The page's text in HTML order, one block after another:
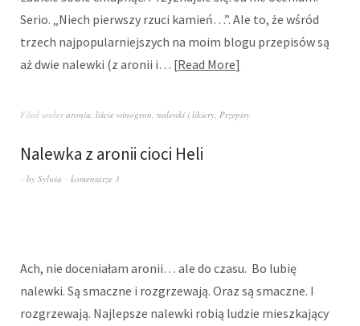
Serio. „Niech pierwszy rzuci kamień…”. Ale to, że wśród
trzech najpopularniejszych na moim blogu przepisów są
aż dwie nalewki (z aronii i… Read More
Filed underaronia liście winogron nalewki i likiery Przepisy
Nalewka z aronii cioci Heli
by Sylwia komentarze 3
Ach, nie doceniałam aronii… ale do czasu. Bo lubię
nalewki. Są smaczne i rozgrzewają. Oraz są smaczne. I
rozgrzewają. Najlepsze nalewki robią ludzie mieszkający